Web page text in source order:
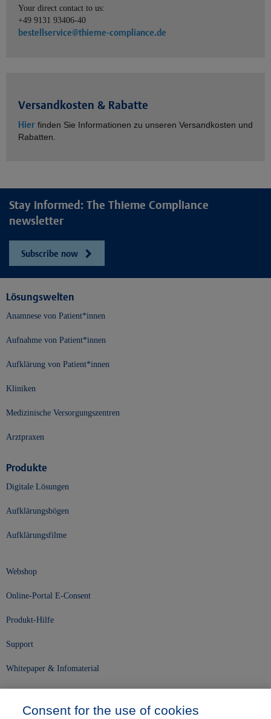
Your direct contact to us:
+49 9131 93406-40
bestellservice@thieme-compliance.de
Versandkosten & Rabatte
Hier finden Sie Informationen zu unseren Versandkosten und
Rabatten.
Stay informed: The Thieme Compliance
newsletter
Subscribe now
Lösungswelten
Anamnese von Patient*innen
Aufnahme von Patient*innen
Aufklärung von Patient*innen
Kliniken
Medizinische Versorgungszentren
Arztpraxen
Produkte
Digitale Lösungen
Aufklärungsbögen
Aufklärungsfilme
Webshop
Online-Portal E-Consent
Produkt-Hilfe
Support
Whitepaper & Infomaterial
Consent for the use of cookies